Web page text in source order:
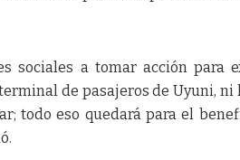
sociales a tomar acción para
de pasajeros de Uyuni, ni
todo eso quedará para el